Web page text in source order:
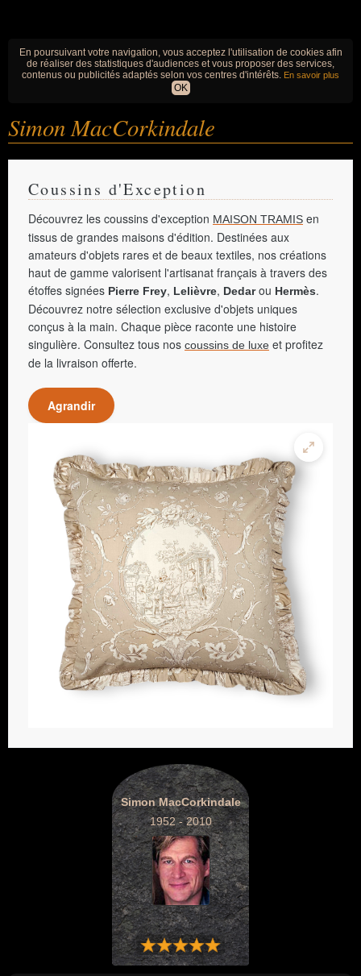
En poursuivant votre navigation, vous acceptez l'utilisation de cookies afin
de réaliser des statistiques d'audiences et vous proposer des services,
contenus ou publicités adaptés selon vos centres d'intérêts. En savoir plus
OK
Simon MacCorkindale
Coussins d'Exception
Découvrez les coussins d'exception MAISON TRAMIS en
tissus de grandes maisons d'édition. Destinées aux
amateurs d'objets rares et de beaux textiles, nos créations
haut de gamme valorisent l'artisanat français à travers des
étoffes signées Pierre Frey, Lelièvre, Dedarou Hermès.
Découvrez notre sélection exclusive d'objets uniques
conçus à la main. Chaque pièce raconte une histoire
singulière. Consultez tous nos coussins de luxe et profitez
de la livraison offerte.
Agrandir
Simon MacCorkindale
1952 - 2010